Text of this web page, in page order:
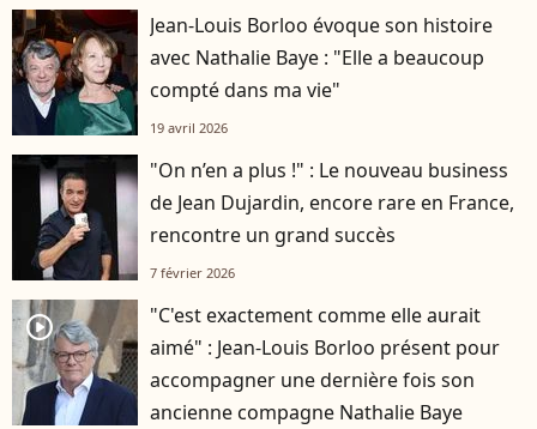
Jean-Louis Borloo évoque son histoire
avec Nathalie Baye : "Elle a beaucoup
compté dans ma vie"
19 avril 2026
"On n’en a plus !" : Le nouveau business
de Jean Dujardin, encore rare en France,
rencontre un grand succès
7 février 2026
player2
"C'est exactement comme elle aurait
aimé" : Jean-Louis Borloo présent pour
accompagner une dernière fois son
ancienne compagne Nathalie Baye